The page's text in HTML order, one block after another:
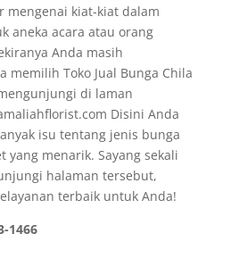
mengenai kiat-kiat dalam
aneka acara atau orang
Anda masih
memilih Toko Jual Bunga Chila
di laman
Disini Anda
isu tentang jenis bunga
yang menarik. Sayang sekali
halaman tersebut,
terbaik untuk Anda!
1466